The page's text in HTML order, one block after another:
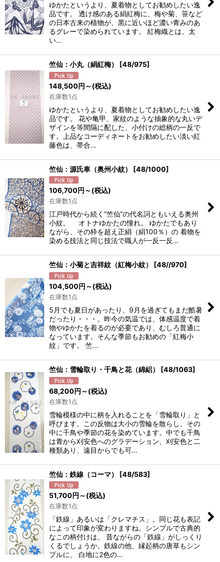
ゆかたというより、夏着物としてお勧めしたい逸
品です。 透け感のある絹紅梅に、梅や菊、笹など
の日本古来の植物が、黒に近いほど濃い青みのあ
るグレーで染められています。 紅梅織とは、太
い…
竺仙：小丸（絹紅梅） [48/975]
148,500円 ～(税込)
在庫数1点
ゆかたというより、夏着物としてお勧めしたい逸
品です。 花や亀甲、家紋のような抽象的な丸いデ
ザインを等間隔に配した、小付けの総柄の一反で
す。上品なコーディネートをお勧めしたい淡い紅
藤色は、帯合…
竺仙：源氏車（奥州小紋） [48/1000]
106,700円 ～(税込)
在庫数1点
江戸時代から続く”竺仙”の代名詞ともいえる奥州
小紋。 オトナゆかたの憧れ。 ゆかたでもあり
ながら、その枠を超え正絹（絹100％）の 着物を
染める技法と同じ技法で職人が一反一反…
竺仙：小菊と吉祥紋（紅梅小紋） [48//970]
104,500円 ～(税込)
在庫数1点
5月でも夏日があったり、9月を過ぎてもまだ酷暑
だったり・・・。昨今の気温では、体感温度で着
物やゆかたを着るのが必要であり、むしろ普通に
なっています。そんな季節もお勧めの「紅梅小
紋」です。 竺…
竺仙：雪輪取り・千鳥と花（綿絽） [48/1063]
68,200円 ～(税込)
在庫数1点
雪輪模様の中に柄を入れることを「雪輪取り」と
呼びます。この反物は大小の雪輪を散らし、その
中に千鳥や季節の花を染めています。中でも千鳥
は青から刈安色へのグラデーション、刈安色と二
種類あり、遠目からでも可…
竺仙：鉄線（コーマ） [48/583]
51,700円 ～(税込)
在庫数1点
「鉄線」あるいは「クレマチス」。同じ花も表記
によって印象が変わりますね。シンプルで古典的
なこの柄付けは、 昔ながらの「鉄線」がしっくり
くるでしょうか。鉄線の他、縁起柄の唐草もシン
プルに、 白地に2色の…